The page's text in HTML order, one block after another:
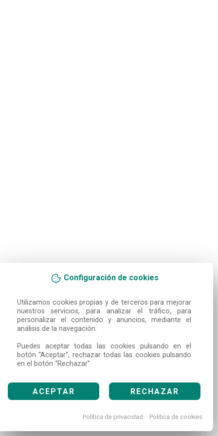
Configuración de cookies
Utilizamos cookies propias y de terceros para mejorar
nuestros servicios, para analizar el tráfico, para
personalizar el contenido y anuncios, mediante el
análisis de la navegación.
Puedes aceptar todas las cookies pulsando en el
botón “Aceptar”, rechazar todas las cookies pulsando
en el botón “Rechazar”
ACEPTAR RECHAZAR
Política de privacidad Política de cookies